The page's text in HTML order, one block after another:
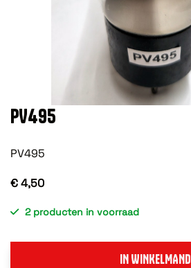
PV495
PV495
€ 4,50
2 producten in voorraad
IN WINKELMAND